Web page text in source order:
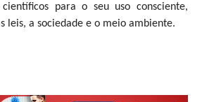
científicos para o seu uso consciente,
leis, a sociedade e o meio ambiente.